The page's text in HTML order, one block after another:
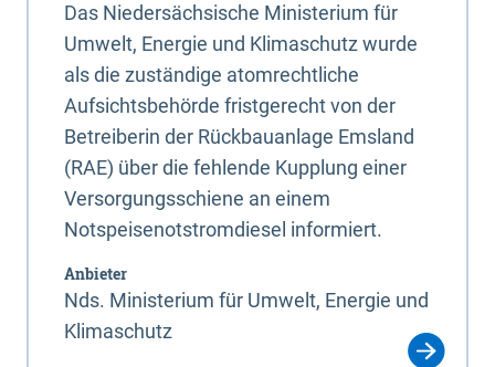
Das Niedersächsische Ministerium für
Umwelt, Energie und Klimaschutz wurde
als die zuständige atomrechtliche
Aufsichtsbehörde fristgerecht von der
Betreiberin der Rückbauanlage Emsland
(RAE) über die fehlende Kupplung einer
Versorgungsschiene an einem
Notspeisenotstromdiesel informiert.
Anbieter
Nds. Ministerium für Umwelt, Energie und
Klimaschutz